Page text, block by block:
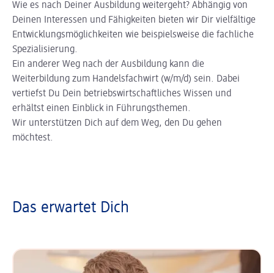
Wie es nach Deiner Ausbildung weitergeht? Abhängig von
Deinen Interessen und Fähigkeiten bieten wir Dir vielfältige
Entwicklungsmöglichkeiten wie beispielsweise die fachliche
Spezialisierung.
Ein anderer Weg nach der Ausbildung kann die
Weiterbildung zum Handelsfachwirt (w/m/d) sein. Dabei
vertiefst Du Dein betriebswirtschaftliches Wissen und
erhältst einen Einblick in Führungsthemen.
Wir unterstützen Dich auf dem Weg, den Du gehen
möchtest.
Das erwartet Dich